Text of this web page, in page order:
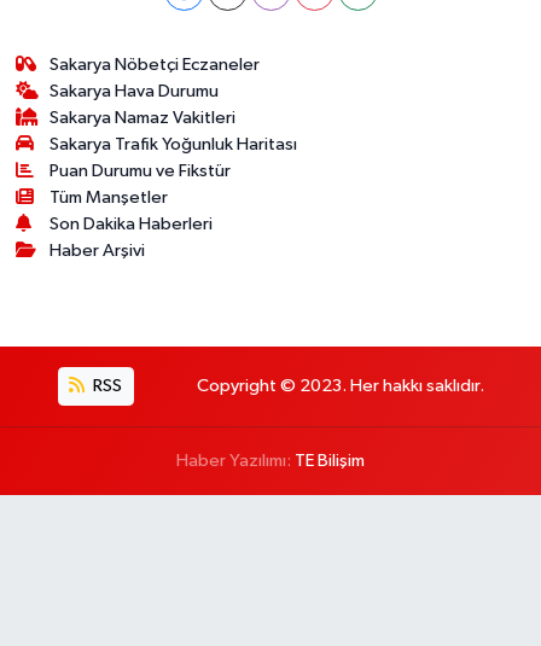
Sakarya Nöbetçi Eczaneler
Sakarya Hava Durumu
Sakarya Namaz Vakitleri
Sakarya Trafik Yoğunluk Haritası
Puan Durumu ve Fikstür
Tüm Manşetler
Son Dakika Haberleri
Haber Arşivi
RSS Copyright © 2023. Her hakkı saklıdır.
Haber Yazılımı: TE Bilişim